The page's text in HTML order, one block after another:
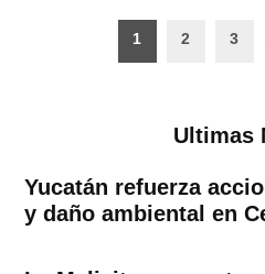
Paginación
1 2 3
Ultimas
Yucatán refuerza
y daño ambiental en